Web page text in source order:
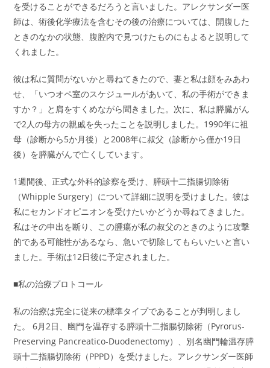
を受けることができるだろうと言いました。アレクサンダー医
師は、術後化学療法を含むその後の治療については、開腹した
ときのなかの状態、腹腔内で見つけたものにもよると説明して
くれました。
彼は私に質問がないかと尋ねてきたので、妻と私は顔をみあわ
せ、「いつオペ室のスケジュールがあいて、私の手術ができま
すか？」と肩をすくめながら聞きました。次に、私は膵臓がん
で2人の母方の親戚を失ったことを説明しました。1990年に祖
母（診断から5か月後）と2008年に叔父（診断から僅か19日
後）を膵臓がんで亡くしています。
1週間後、正式な外科的診察を受け、膵頭十二指腸切除術
（Whipple Surgery）について詳細に説明を受けました。彼は
私にセカンドオピニオンを受けたいかどうか尋ねてきました。
私はその申出を断り、この腫瘍が私の叔父のときのように攻撃
的である可能性があるなら、急いで切除してもらいたいと言い
ました。手術は12日後に予定されました。
■私の治療プロトコール
私の治療は完全に従来の標準タイプであることが判明しまし
た。 6月2日、幽門を温存する膵頭十二指腸切除術（Pyrorus-
Preserving Pancreatico-Duodenectomy）、別名幽門輪温存膵
頭十二指腸切除術（PPPD）を受けました。アレクサンダー医師